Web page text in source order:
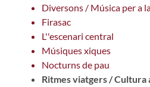
Diversons / Música per a
Firasac
L''escenari central
Músiques xiques
Nocturns de pau
Ritmes viatgers / Cultura